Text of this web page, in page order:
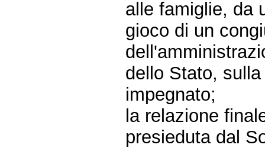
alle famiglie, da
gioco di un
dello Stato,
impegnato;
la relazione
presieduta dal